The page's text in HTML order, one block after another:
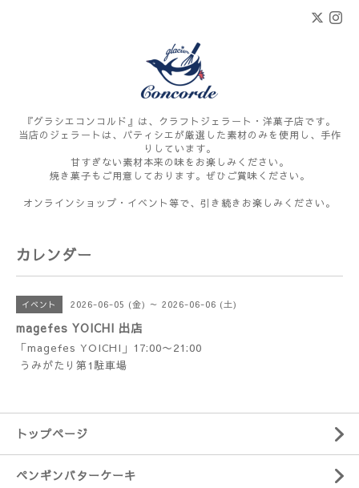
『グラシエコンコルド』は、クラフトジェラート・洋菓子店です。
当店のジェラートは、パティシエが厳選した素材のみを使用し、手作
りしています。
甘すぎない素材本来の味をお楽しみください。
焼き菓子もご用意しております。ぜひご賞味ください。
オンラインショップ・イベント等で、引き続きお楽しみください。
カレンダー
イベント 2026-06-05 (金) ～ 2026-06-06 (土)
magefes YOICHI 出店
「magefes YOICHI」17:00〜21:00
うみがたり第1駐車場
トップページ
ペンギンバターケーキ